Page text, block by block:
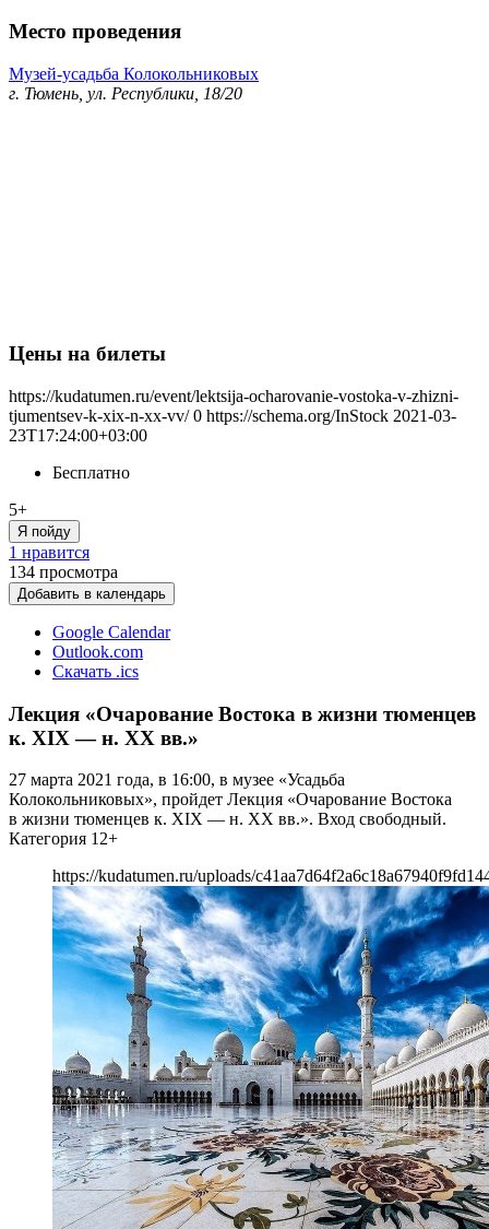
Место проведения
Музей-усадьба Колокольниковых
г. Тюмень, ул. Республики, 18/20
Цены на билеты
https://kudatumen.ru/event/lektsija-ocharovanie-vostoka-v-zhizni-
tjumentsev-k-xix-n-xx-vv/ 0 https://schema.org/InStock 2021-03-
23T17:24:00+03:00
Бесплатно
5+
Я пойду
1 нравится
134 просмотра
Добавить в календарь
Google Calendar
Outlook.com
Скачать .ics
Лекция «Очарование Востока в жизни тюменцев
к. XIX — н. XX вв.»
27 марта 2021 года, в 16:00, в музее «Усадьба
Колокольниковых», пройдет Лекция «Очарование Востока
в жизни тюменцев к. XIX — н. XX вв.». Вход свободный.
Категория 12+
https://kudatumen.ru/uploads/